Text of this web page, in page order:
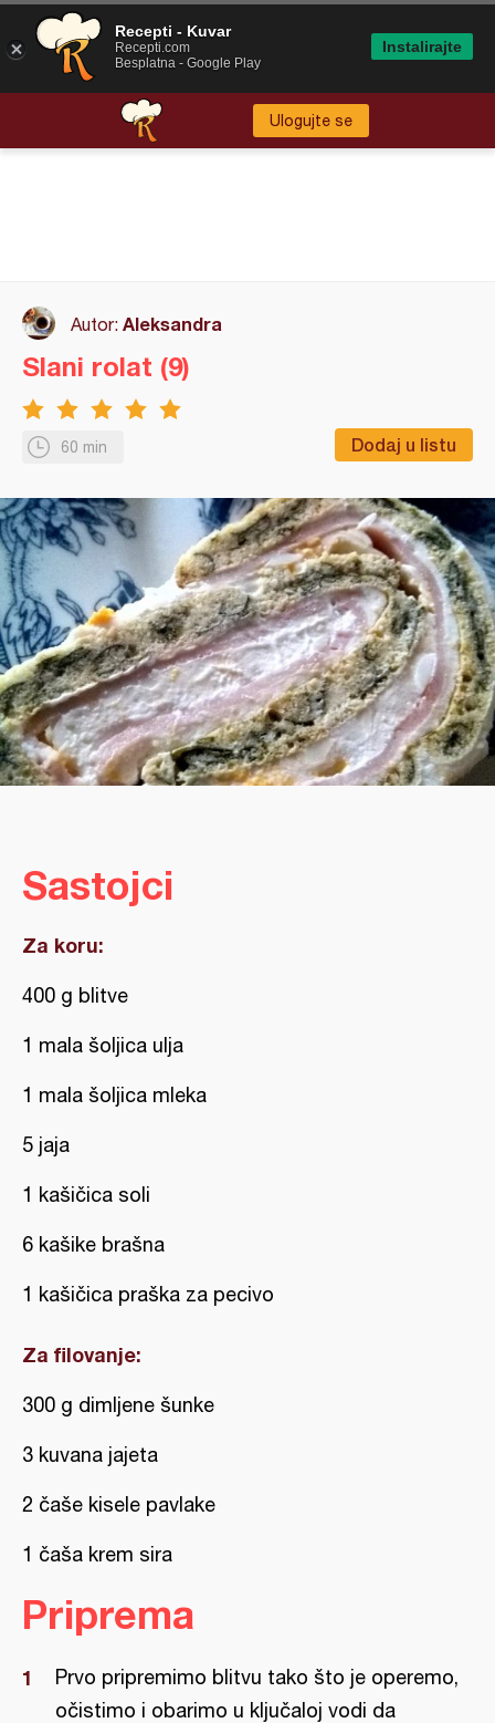
Ulogujte se
Autor: Aleksandra
60 min Dodaj u listu
Slani rolat (9)
Sastojci
Za koru:
400 g blitve
1 mala šoljica ulja
1 mala šoljica mleka
5 jaja
1 kašičica soli
6 kašike brašna
1 kašičica praška za pecivo
Za filovanje:
300 g dimljene šunke
3 kuvana jajeta
2 čaše kisele pavlake
1 čaša krem sira
Priprema
Prvo pripremimo blitvu tako što je operemo,
očistimo i obarimo u ključaloj vodi da
Recepti - Kuvar
Recepti.com
Besplatna - Google Play
Instalirajte